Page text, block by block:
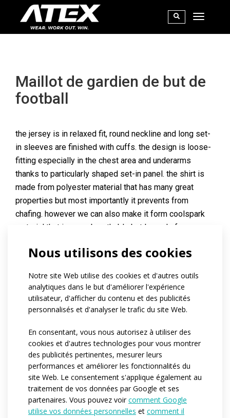
Nous utilisons des cookies
Notre site Web utilise des cookies et d'autres outils
analytiques dans le but d'améliorer l'expérience
utilisateur, d'afficher du contenu et des publicités
personnalisés et d'analyser le trafic du site Web.
En consentant, vous nous autorisez à utiliser des
cookies et d'autres technologies pour vous montrer
des publicités pertinentes, mesurer leurs
performances et améliorer les fonctionnalités du
site Web. Le consentement s'applique également au
traitement de vos données par Google et ses
partenaires. Vous pouvez voircomment Google
utilise vos données personnelles et comment il
Maillot de gardien de but de
football
the jersey is in relaxed fit, round neckline and long set-
in sleeves are finished with cuffs. the design is loose-
fitting especially in the chest area and underarms
thanks to particularly shaped set-in panel. the shirt is
made from polyester material that has many great
properties but most importantly it prevents from
chafing. however we can also make it form coolspark
material that is more breathable but less chafe
Matériau:
Polyester
Coolspark
Variantes:
Unisex
Tailles adulte:
XS / S / M / L / XL / XXL / 3XL
DEMANDER UN DEVIS